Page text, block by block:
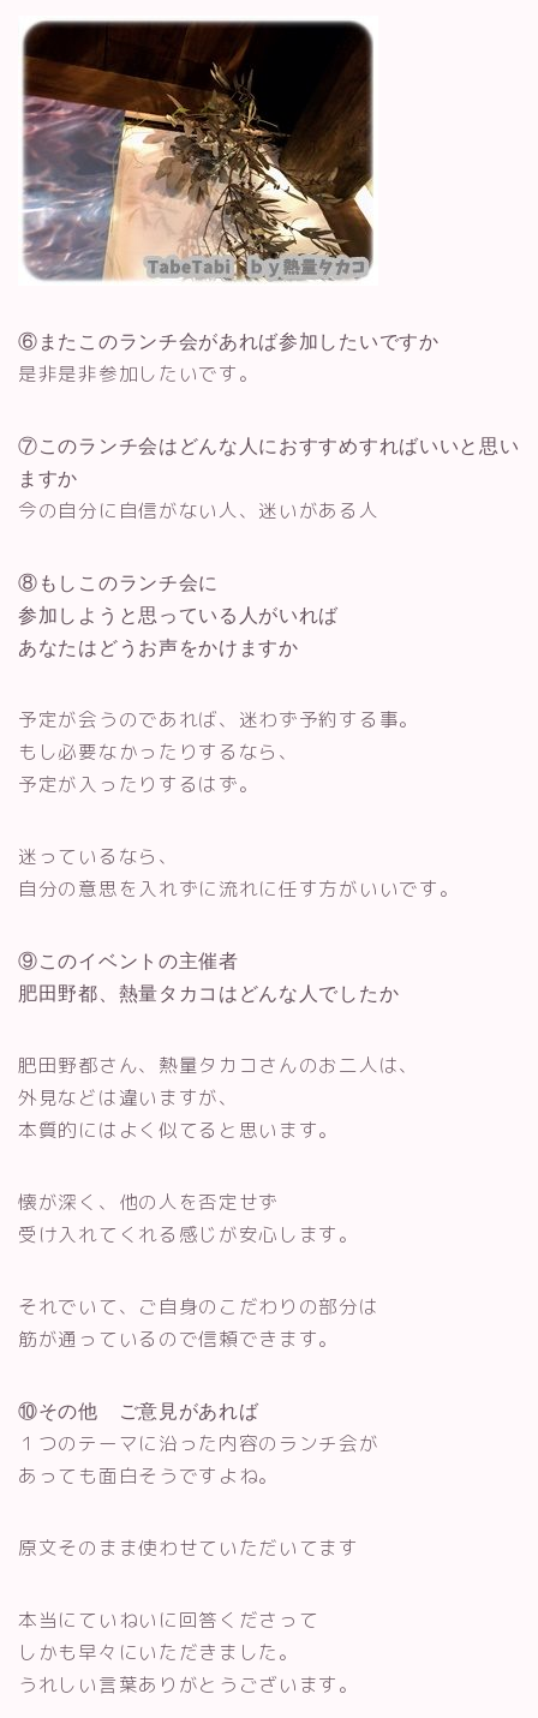
⑥またこのランチ会があれば参加したいですか
是非是非参加したいです。
⑦このランチ会はどんな人におすすめすればいいと思い
ますか
今の自分に自信がない人、迷いがある人
⑧もしこのランチ会に
参加しようと思っている人がいれば
あなたはどうお声をかけますか
予定が会うのであれば、迷わず予約する事。
もし必要なかったりするなら、
予定が入ったりするはず。
迷っているなら、
自分の意思を入れずに流れに任す方がいいです。
⑨このイベントの主催者
肥田野都、熱量タカコはどんな人でしたか
肥田野都さん、熱量タカコさんのお二人は、
外見などは違いますが、
本質的にはよく似てると思います。
懐が深く、他の人を否定せず
受け入れてくれる感じが安心します。
それでいて、ご自身のこだわりの部分は
筋が通っているので信頼できます。
⑩その他 ご意見があれば
１つのテーマに沿った内容のランチ会が
あっても面白そうですよね。
原文そのまま使わせていただいてます
本当にていねいに回答くださって
しかも早々にいただきました。
うれしい言葉ありがとうございます。